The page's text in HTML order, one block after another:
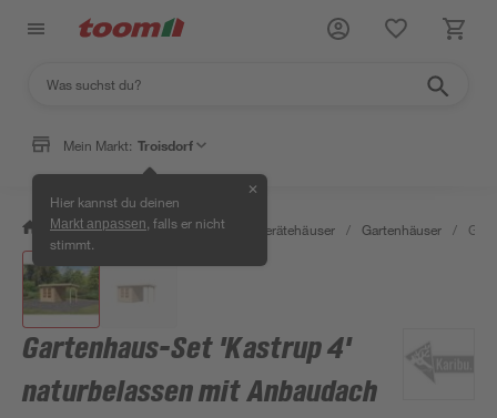
Mein Markt: Troisdorf
Hier kannst du deinen
Markt anpassen , falls er nicht
stimmt.
✕
/ Garten & Freizeit / Garten- & Gerätehäuser / Gartenhäuser /
Gartenhaus-Set 'Kastrup 4'
naturbelassen mit Anbaudach